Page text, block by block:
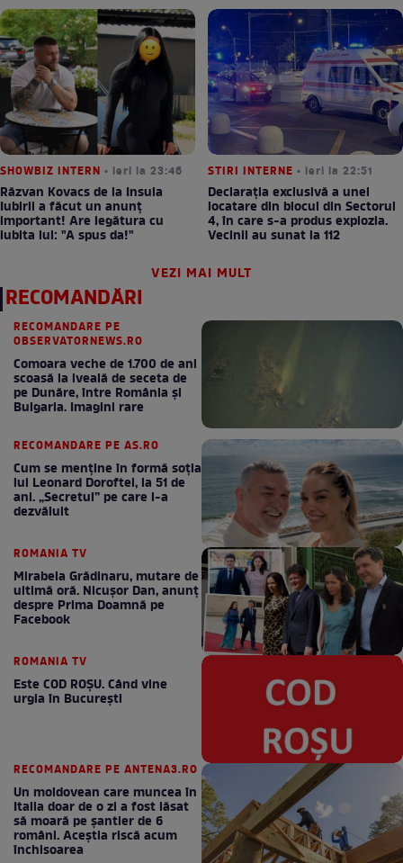
SHOWBIZ INTERN • ieri la 23:46
Răzvan Kovacs de la Insula
Iubirii a făcut un anunț
important! Are legătura cu
iubita lui: "A spus da!"
STIRI INTERNE • ieri la 22:51
Declarația exclusivă a unei
locatare din blocul din Sectorul
4, în care s-a produs explozia.
Vecinii au sunat la 112
VEZI MAI MULT
RECOMANDĂRI
RECOMANDARE PE
OBSERVATORNEWS.RO
Comoara veche de 1.700 de ani
scoasă la iveală de seceta de
pe Dunăre, între România şi
Bulgaria. Imagini rare
RECOMANDARE PE AS.RO
Cum se menţine în formă soţia
lui Leonard Doroftei, la 51 de
ani. „Secretul” pe care l-a
dezvăluit
ROMANIA TV
Mirabela Grădinaru, mutare de
ultimă oră. Nicuşor Dan, anunţ
despre Prima Doamnă pe
Facebook
ROMANIA TV
Este COD ROŞU. Când vine
urgia în Bucureşti
RECOMANDARE PE ANTENA3.RO
Un moldovean care muncea în
Italia doar de o zi a fost lăsat
să moară pe şantier de 6
români. Aceștia riscă acum
închisoarea